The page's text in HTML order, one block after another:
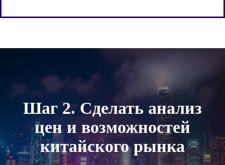
Шаг 2. Сделать анализ
цен и возможностей
китайского рынка